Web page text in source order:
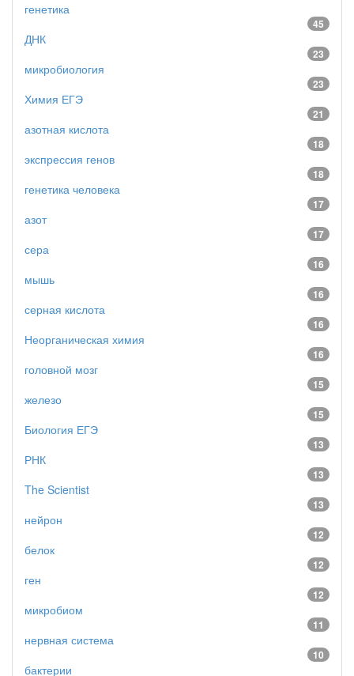
генетика
45
ДНК
23
микробиология
23
Химия ЕГЭ
21
азотная кислота
18
экспрессия генов
18
генетика человека
17
азот
17
сера
16
мышь
16
серная кислота
16
Неорганическая химия
16
головной мозг
15
железо
15
Биология ЕГЭ
13
РНК
13
The Scientist
13
нейрон
12
белок
12
ген
12
микробиом
11
нервная система
10
бактерии